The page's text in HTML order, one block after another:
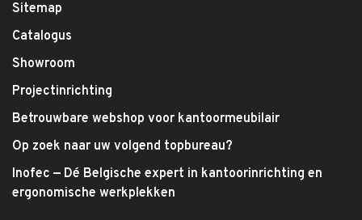
Sitemap
Catalogus
Showroom
Projectinrichting
Betrouwbare webshop voor kantoormeubilair
Op zoek naar uw volgend topbureau?
Inofec — Dé Belgische expert in kantoorinrichting en
ergonomische werkplekken